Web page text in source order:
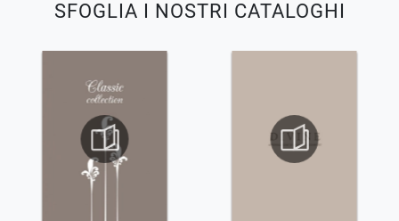
SFOGLIA I NOSTRI CATALOGHI